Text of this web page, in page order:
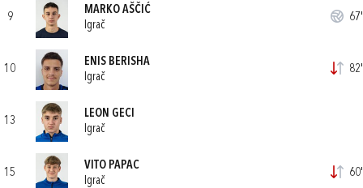
9
MARKO AŠČIĆ
Igrač
67'
10
ENIS BERISHA
Igrač
82'
13
LEON GECI
Igrač
15
VITO PAPAC
Igrač
60'